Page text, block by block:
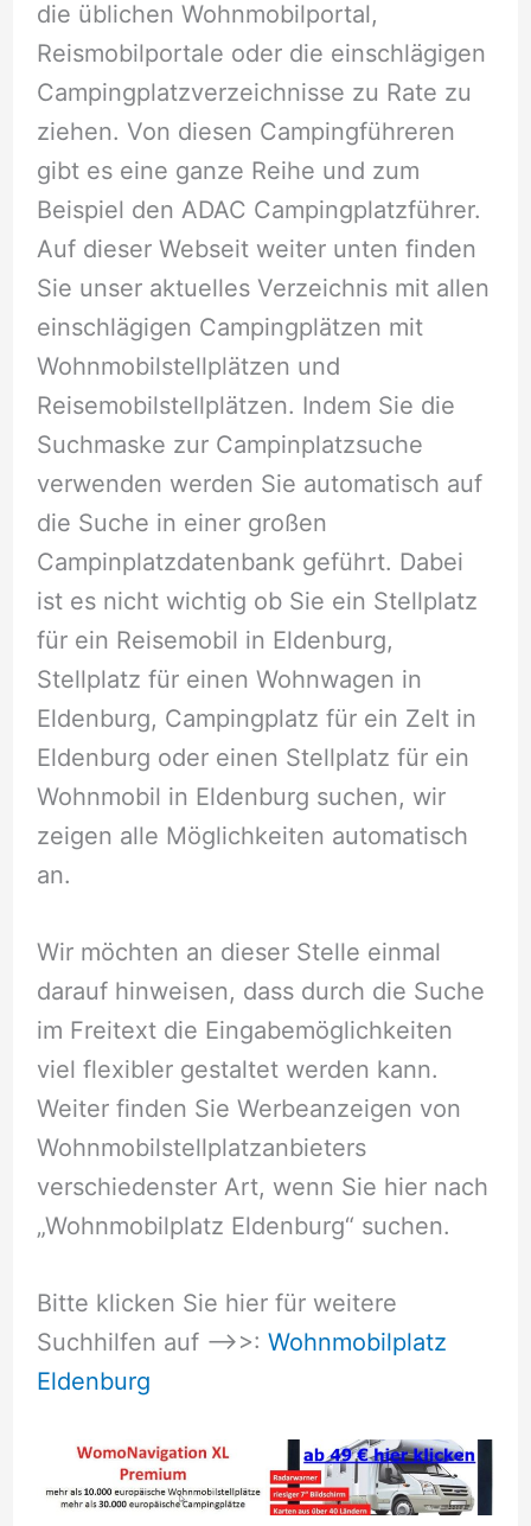
die üblichen Wohnmobilportal,
Reismobilportale oder die einschlägigen
Campingplatzverzeichnisse zu Rate zu
ziehen. Von diesen Campingführeren
gibt es eine ganze Reihe und zum
Beispiel den ADAC Campingplatzführer.
Auf dieser Webseit weiter unten finden
Sie unser aktuelles Verzeichnis mit allen
einschlägigen Campingplätzen mit
Wohnmobilstellplätzen und
Reisemobilstellplätzen. Indem Sie die
Suchmaske zur Campinplatzsuche
verwenden werden Sie automatisch auf
die Suche in einer großen
Campinplatzdatenbank geführt. Dabei
ist es nicht wichtig ob Sie ein Stellplatz
für ein Reisemobil in Eldenburg,
Stellplatz für einen Wohnwagen in
Eldenburg, Campingplatz für ein Zelt in
Eldenburg oder einen Stellplatz für ein
Wohnmobil in Eldenburg suchen, wir
zeigen alle Möglichkeiten automatisch
an.
Wir möchten an dieser Stelle einmal
darauf hinweisen, dass durch die Suche
im Freitext die Eingabemöglichkeiten
viel flexibler gestaltet werden kann.
Weiter finden Sie Werbeanzeigen von
Wohnmobilstellplatzanbieters
verschiedenster Art, wenn Sie hier nach
„Wohnmobilplatz Eldenburg“ suchen.
Bitte klicken Sie hier für weitere
Suchhilfen auf –>>: Wohnmobilplatz
Eldenburg